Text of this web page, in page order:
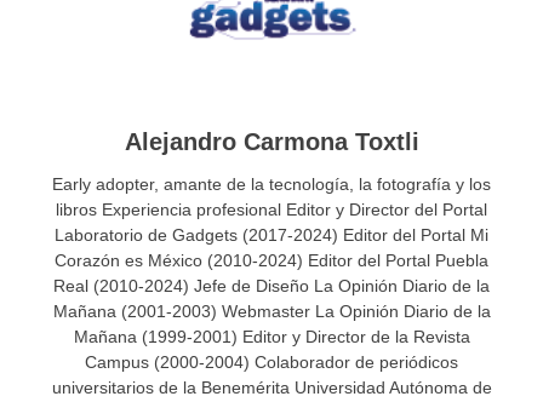
Alejandro Carmona Toxtli
Early adopter, amante de la tecnología, la fotografía y los
libros Experiencia profesional Editor y Director del Portal
Laboratorio de Gadgets (2017-2024) Editor del Portal Mi
Corazón es México (2010-2024) Editor del Portal Puebla
Real (2010-2024) Jefe de Diseño La Opinión Diario de la
Mañana (2001-2003) Webmaster La Opinión Diario de la
Mañana (1999-2001) Editor y Director de la Revista
Campus (2000-2004) Colaborador de periódicos
universitarios de la Benemérita Universidad Autónoma de